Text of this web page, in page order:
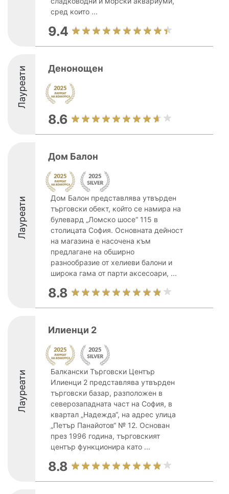
сред които ...
9.4
Лауреати Денонощен
8.6
Лауреати
Дом Балон
Дом Балон представлява утвърден
търговски обект, който се намира на
булевард „Ломско шосе“ 115 в
столицата София. Основната дейност
на магазина е насочена към
предлагане на обширно
разнообразие от хелиеви балони и
широка гама от парти аксесоари, ...
8.8
Лауреати
Илиенци 2
Балкански Търговски Център
Илиенци 2 представлява утвърден
търговски базар, разположен в
северозападната част на София, в
квартал „Надежда“, на адрес улица
„Петър Панайотов“ № 12. Основан
през 1996 година, търговският
център функционира като ...
8.8